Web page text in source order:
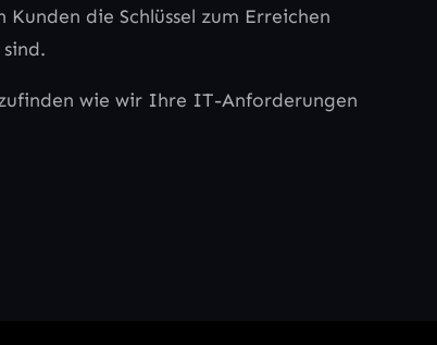
die Schlüssel zum Erreichen
wie wir Ihre IT-Anforderungen